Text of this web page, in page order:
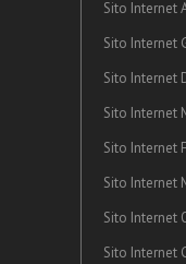
Sito Internet
Sito Internet
Sito Internet
Sito Internet
Sito Internet
Sito Internet
Sito Internet
Sito Internet